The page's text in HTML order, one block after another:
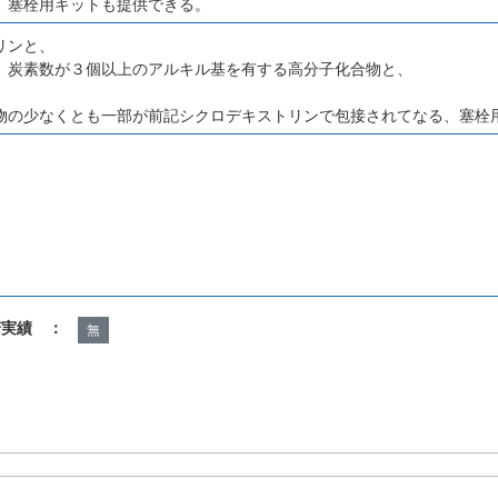
栓用キットも提供できる。
と、
炭素数が３個以上のアルキル基を有する高分子化合物と、
の少なくとも一部が前記シクロデキストリンで包接されてなる、塞栓
実績 ： 無